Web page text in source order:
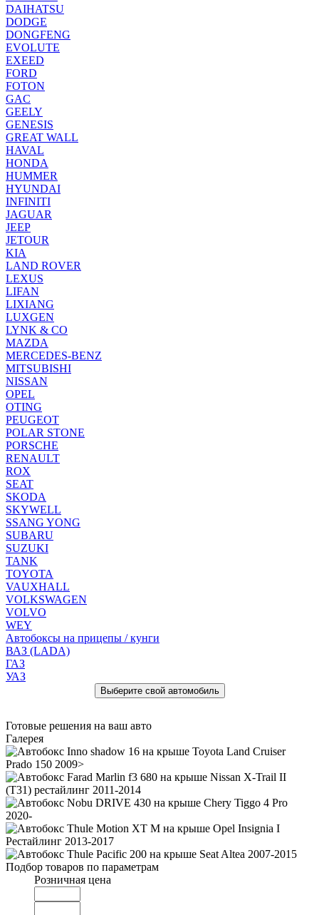
DAIHATSU
DODGE
DONGFENG
EVOLUTE
EXEED
FORD
FOTON
GAC
GEELY
GENESIS
GREAT WALL
HAVAL
HONDA
HUMMER
HYUNDAI
INFINITI
JAGUAR
JEEP
JETOUR
KIA
LAND ROVER
LEXUS
LIFAN
LIXIANG
LUXGEN
LYNK & CO
MAZDA
MERCEDES-BENZ
MITSUBISHI
NISSAN
OPEL
OTING
PEUGEOT
POLAR STONE
PORSCHE
RENAULT
ROX
SEAT
SKODA
SKYWELL
SSANG YONG
SUBARU
SUZUKI
TANK
TOYOTA
VAUXHALL
VOLKSWAGEN
VOLVO
WEY
Автобоксы на прицепы / кунги
ВАЗ (LADA)
ГАЗ
УАЗ
Готовые решения на ваш авто
Галерея
Подбор товаров по параметрам
Розничная цена